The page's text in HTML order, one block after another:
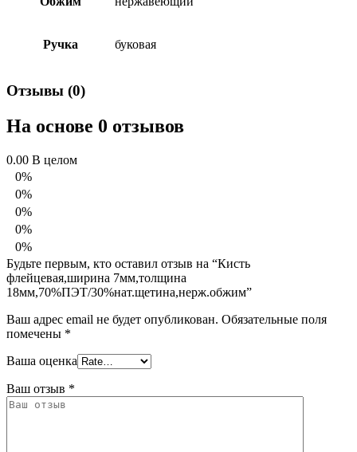
Ручка буковая
Отзывы (0)
На основе 0 отзывов
0.00 В целом
0%
0%
0%
0%
0%
Будьте первым, кто оставил отзыв на “Кисть
флейцевая,ширина 7мм,толщина
18мм,70%ПЭТ/30%нат.щетина,нерж.обжим”
Ваш адрес email не будет опубликован. Обязательные поля
помечены *
Ваша оценка
Ваш отзыв *